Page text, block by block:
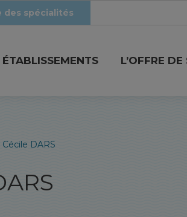
des spécialités
ÉTABLISSEMENTS L’OFFRE
Cécile DARS